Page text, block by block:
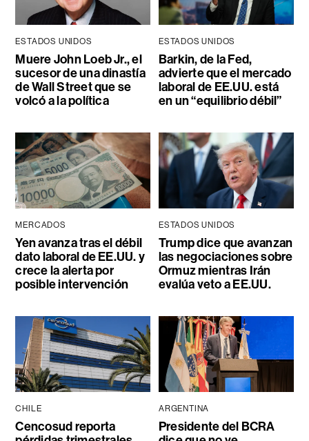
ESTADOS UNIDOS
Muere John Loeb Jr., el
sucesor de una dinastía
de Wall Street que se
volcó a la política
ESTADOS UNIDOS
Barkin, de la Fed,
advierte que el mercado
laboral de EE.UU. está
en un “equilibrio débil”
MERCADOS
Yen avanza tras el débil
dato laboral de EE.UU. y
crece la alerta por
posible intervención
ESTADOS UNIDOS
Trump dice que avanzan
las negociaciones sobre
Ormuz mientras Irán
evalúa veto a EE.UU.
CHILE
Cencosud reporta
ARGENTINA
Presidente del BCRA